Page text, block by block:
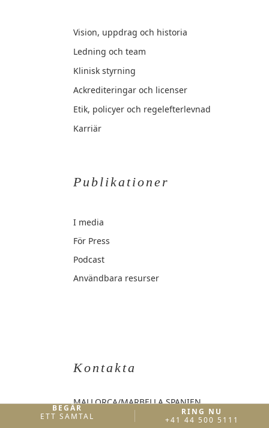
Vision, uppdrag och historia
Ledning och team
Klinisk styrning
Ackrediteringar och licenser
Etik, policyer och regelefterlevnad
Karriär
Publikationer
I media
För Press
Podcast
Användbara resurser
Kontakta
MALLORCA/MARBELLA SPANIEN
spain@thebalance.clinic
BEGÄR
ETT SAMTAL
RING NU
+41 44 500 5111